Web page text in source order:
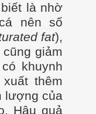
là nhờ
nên số
fat),
giảm
khuynh
thêm
lượng của
Hậu quả